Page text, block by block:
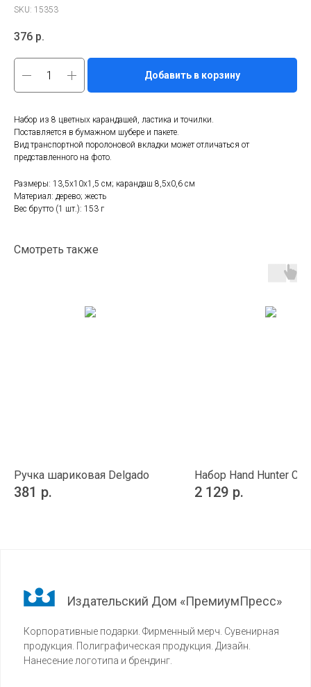
SKU: 15353
376 р.
Добавить в корзину
Набор из 8 цветных карандашей, ластика и точилки.
Поставляется в бумажном шубере и пакете.
Вид транспортной поролоновой вкладки может отличаться от
представленного на фото.
Размеры: 13,5х10х1,5 см; карандаш 8,5х0,6 см
Материал: дерево; жесть
Вес брутто (1 шт.): 153 г
Смотреть также
Ручка шариковая Delgado
381 р.
Набор Hand Hunter
2 129 р.
Издательский Дом «ПремиумПресс»
Корпоративные подарки. Фирменный мерч. Сувенирная
продукция. Полиграфическая продукция. Дизайн.
Нанесение логотипа и брендинг.